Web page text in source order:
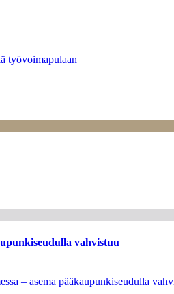
työvoimapulaan
vahvistuu
– asema pääkaupunkiseudulla